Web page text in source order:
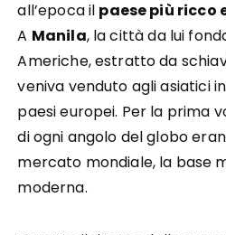
all’epoca il paese più ricco
A Manila, la città da lui
Americhe, estratto da
veniva venduto agli asiatici
paesi europei. Per la prima
di ogni angolo del globo
mercato mondiale, la base
moderna.